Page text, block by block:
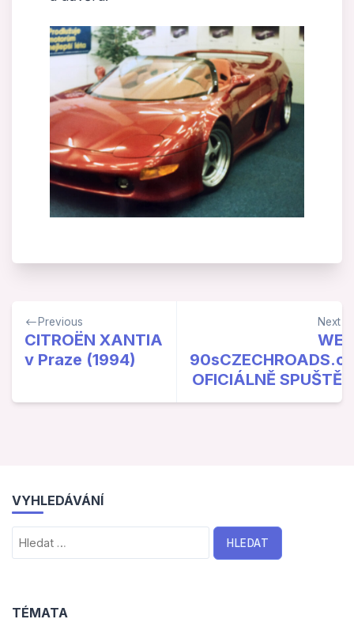
Navigace
pro
příspěvek
Previous
CITROËN XANTIA
v Praze (1994)
Next
WEB
90sCZECHROADS.cz
OFICIÁLNĚ SPUŠTĚN
VYHLEDÁVÁNÍ
Vyhledávání
TÉMATA